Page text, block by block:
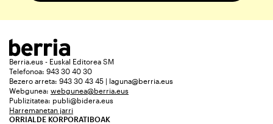
Berria.eus - Euskal Editorea SM
Telefonoa: 943 30 40 30
Bezero arreta: 943 30 43 45 | laguna@berria.eus
Webgunea: webgunea@berria.eus
Publizitatea: publi@bidera.eus
Harremanetan jarri
ORRIALDE KORPORATIBOAK